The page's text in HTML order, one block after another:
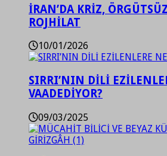
İRAN’DA KRİZ,
ROJHİLAT
10/01/2026
SIRRI’NIN DİLİ
VAADEDİYOR?
09/03/2025